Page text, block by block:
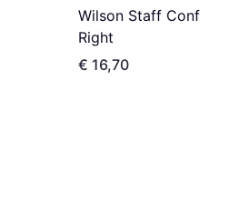
Wilson Staff Conform
Right
€ 16,70